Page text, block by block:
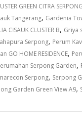
GREEN CITRA SERPONG
Tangerang, Gardenia
CISAUK CLUSTER B, Griya
Serpong, Perum
GO HOME RESIDENCE,
Serpong Garden,
Serpong, Serpong
Garden Green View A9,